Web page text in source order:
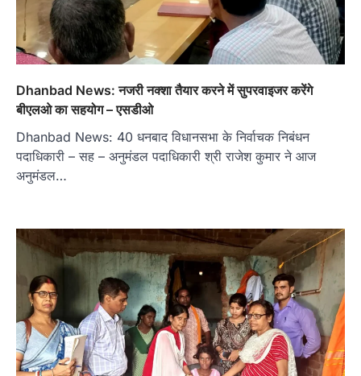
Dhanbad News: नजरी नक्शा तैयार करने में सुपरवाइजर करेंगे
बीएलओ का सहयोग – एसडीओ
Dhanbad News: 40 धनबाद विधानसभा के निर्वाचक निबंधन
पदाधिकारी – सह – अनुमंडल पदाधिकारी श्री राजेश कुमार ने आज
अनुमंडल…